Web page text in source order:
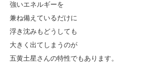
強いエネルギーを
兼ね備えているだけに
浮き沈みもどうしても
大きく出てしまうのが
五黄土星さんの特性でもあります。